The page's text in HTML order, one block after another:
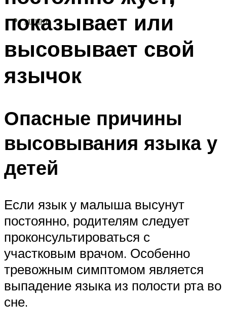
МЕНЮ
показывает или
высовывает свой
язычок
Опасные причины
высовывания языка у
детей
Если язык у малыша высунут
постоянно, родителям следует
проконсультироваться с
участковым врачом. Особенно
тревожным симптомом является
выпадение языка из полости рта во
сне.